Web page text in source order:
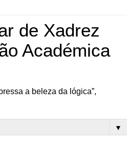
de Xadrez
Académica
a beleza da lógica”,
▼